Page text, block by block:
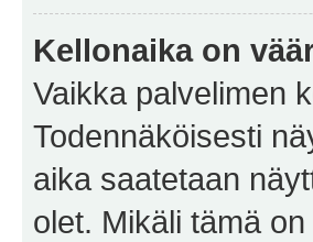
Kellonaika on
Vaikka palvelimen
Todennäköisesti
aika saatetaan
olet. Mikäli tämä